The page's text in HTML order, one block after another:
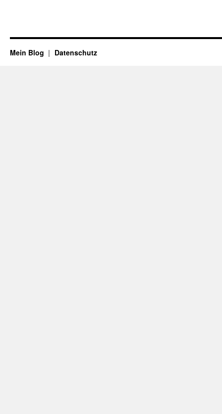
Mein Blog Datenschutz